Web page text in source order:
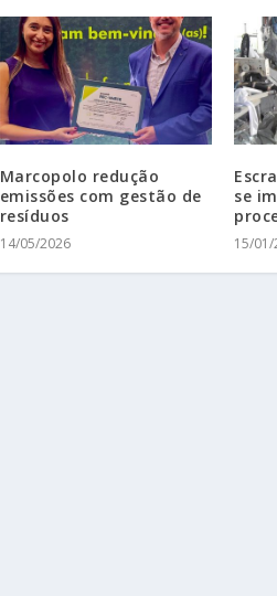
Marcopolo redução
emissões com gestão de
resíduos
14/05/2026
se
15/